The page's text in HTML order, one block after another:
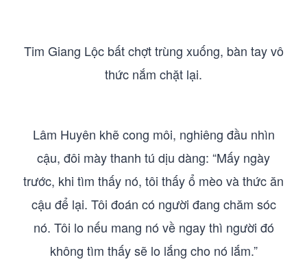
Tim Giang Lộc bất chợt trùng xuống, bàn tay vô
thức nắm chặt lại.
Lâm Huyên khẽ cong môi, nghiêng đầu nhìn
cậu, đôi mày thanh tú dịu dàng: “Mấy ngày
trước, khi tìm thấy nó, tôi thấy ổ mèo và thức ăn
cậu để lại. Tôi đoán có người đang chăm sóc
nó. Tôi lo nếu mang nó về ngay thì người đó
không tìm thấy sẽ lo lắng cho nó lắm.”